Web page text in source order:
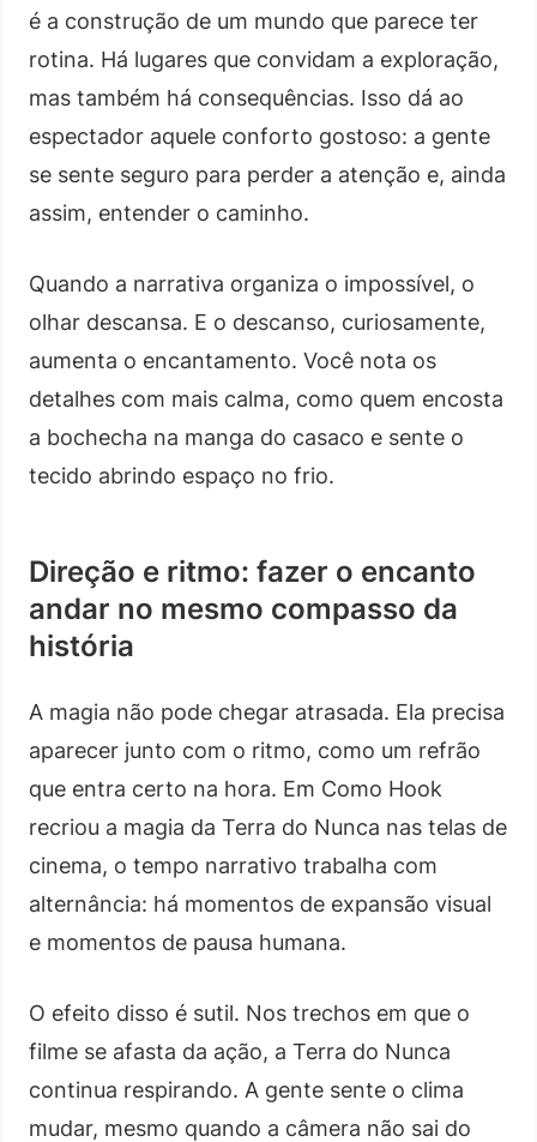
é a construção de um mundo que parece ter
rotina. Há lugares que convidam a exploração,
mas também há consequências. Isso dá ao
espectador aquele conforto gostoso: a gente
se sente seguro para perder a atenção e, ainda
assim, entender o caminho.
Quando a narrativa organiza o impossível, o
olhar descansa. E o descanso, curiosamente,
aumenta o encantamento. Você nota os
detalhes com mais calma, como quem encosta
a bochecha na manga do casaco e sente o
tecido abrindo espaço no frio.
Direção e ritmo: fazer o encanto
andar no mesmo compasso da
história
A magia não pode chegar atrasada. Ela precisa
aparecer junto com o ritmo, como um refrão
que entra certo na hora. Em Como Hook
recriou a magia da Terra do Nunca nas telas de
cinema, o tempo narrativo trabalha com
alternância: há momentos de expansão visual
e momentos de pausa humana.
O efeito disso é sutil. Nos trechos em que o
filme se afasta da ação, a Terra do Nunca
continua respirando. A gente sente o clima
mudar, mesmo quando a câmera não sai do